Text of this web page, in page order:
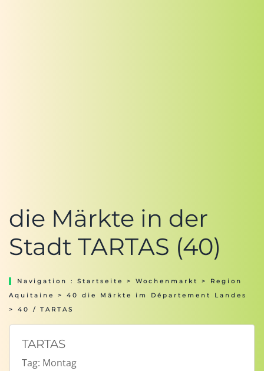
die Märkte in der
Stadt TARTAS (40)
Navigation : Startseite > Wochenmarkt > Region
Aquitaine
> 40 die Märkte im Département Landes
> 40 / TARTAS
TARTAS
Tag: Montag